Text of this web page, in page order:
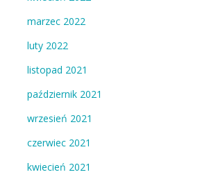
marzec 2022
luty 2022
listopad 2021
październik 2021
wrzesień 2021
czerwiec 2021
kwiecień 2021